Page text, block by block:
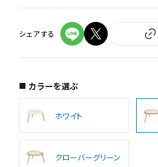
シェアする
カラーを選ぶ
ホワイト
クローバーグリーン